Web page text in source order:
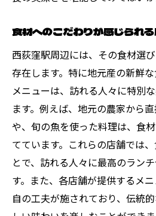
食材へのこだわりが感じられ
西荻窪駅周辺には、その食材選
存在します。特に地元産の新鮮
メニューは、訪れる人々に特別
ます。例えば、地元の農家から
や、旬の魚を使った料理は、食
てています。これらの店舗では
とで、訪れる人々に最高のラン
す。また、各店舗が提供するメ
自の工夫が施されており、伝統